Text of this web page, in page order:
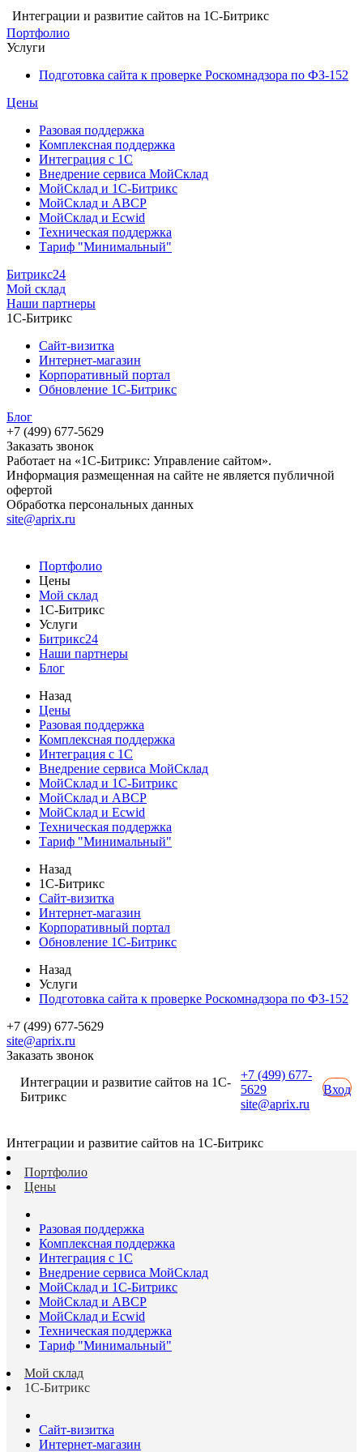
Интеграции и развитие сайтов на 1С-Битрикс
Портфолио
Услуги
Подготовка сайта к проверке Роскомнадзора по ФЗ-152
Цены
Разовая поддержка
Комплексная поддержка
Интеграция с 1С
Внедрение сервиса МойСклад
МойСклад и 1С-Битрикс
МойСклад и ABCP
МойСклад и Ecwid
Техническая поддержка
Тариф "Минимальный"
Битрикс24
Мой склад
Наши партнеры
1С-Битрикс
Сайт-визитка
Интернет-магазин
Корпоративный портал
Обновление 1С-Битрикс
Блог
+7 (499) 677-5629
Заказать звонок
Работает на «1С-Битрикс: Управление сайтом».
Информация размещенная на сайте не является публичной
офертой
Обработка персональных данных
site@aprix.ru
Портфолио
Цены
Мой склад
1С-Битрикс
Услуги
Битрикс24
Наши партнеры
Блог
Назад
Цены
Разовая поддержка
Комплексная поддержка
Интеграция с 1С
Внедрение сервиса МойСклад
МойСклад и 1С-Битрикс
МойСклад и ABCP
МойСклад и Ecwid
Техническая поддержка
Тариф "Минимальный"
Назад
1С-Битрикс
Сайт-визитка
Интернет-магазин
Корпоративный портал
Обновление 1С-Битрикс
Назад
Услуги
Подготовка сайта к проверке Роскомнадзора по ФЗ-152
+7 (499) 677-5629
site@aprix.ru
Заказать звонок
Интеграции и развитие сайтов на 1С-
Битрикс
+7 (499) 677-
5629
site@aprix.ru
Вход
Интеграции и развитие сайтов на 1С-Битрикс
Портфолио
Цены
Разовая поддержка
Комплексная поддержка
Интеграция с 1С
Внедрение сервиса МойСклад
МойСклад и 1С-Битрикс
МойСклад и ABCP
МойСклад и Ecwid
Техническая поддержка
Тариф "Минимальный"
Мой склад
1С-Битрикс
Сайт-визитка
Интернет-магазин